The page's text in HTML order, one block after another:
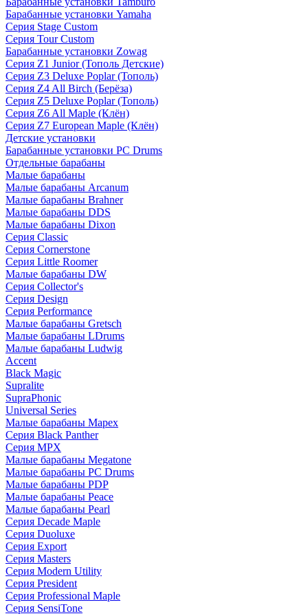
Барабанные установки Yamaha
Серия Stage Custom
Серия Tour Custom
Барабанные установки Zowag
Серия Z1 Junior (Тополь Детские)
Серия Z3 Deluxe Poplar (Тополь)
Серия Z4 All Birch (Берёза)
Серия Z5 Deluxe Poplar (Тополь)
Серия Z6 All Maple (Клён)
Серия Z7 European Maple (Клён)
Детские установки
Барабанные установки PC Drums
Отдельные барабаны
Малые барабаны
Малые барабаны Arcanum
Малые барабаны Brahner
Малые барабаны DDS
Малые барабаны Dixon
Серия Classic
Серия Cornerstone
Серия Little Roomer
Малые барабаны DW
Серия Collector's
Серия Design
Серия Performance
Малые барабаны Gretsch
Малые барабаны LDrums
Малые барабаны Ludwig
Accent
Black Magic
Supralite
SupraPhonic
Universal Series
Малые барабаны Mapex
Серия Black Panther
Серия MPX
Малые барабаны Megatone
Малые барабаны PC Drums
Малые барабаны PDP
Малые барабаны Peace
Малые барабаны Pearl
Серия Decade Maple
Серия Duoluxe
Серия Export
Серия Masters
Серия Modern Utility
Серия President
Серия Professional Maple
Серия SensiTone